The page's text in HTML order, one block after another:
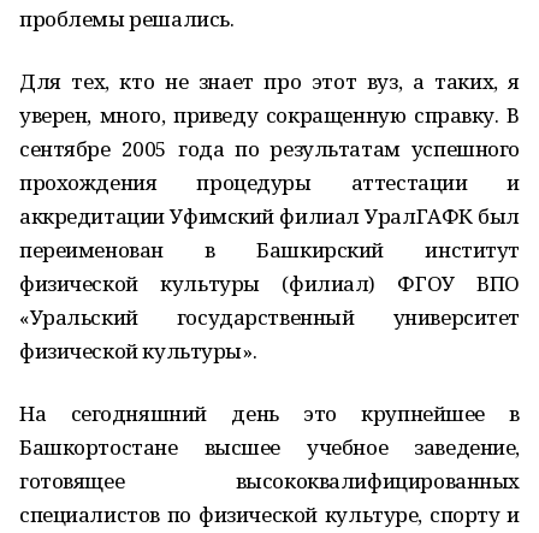
проблемы решались.
Для тех, кто не знает про этот вуз, а таких, я
уверен, много, приведу сокращенную справку. В
сентябре 2005 года по результатам успешного
прохождения процедуры аттестации и
аккредитации Уфимский филиал УралГАФК был
переименован в Башкирский институт
физической культуры (филиал) ФГОУ ВПО
«Уральский государственный университет
физической культуры».
На сегодняшний день это крупнейшее в
Башкортостане высшее учебное заведение,
готовящее высококвалифицированных
специалистов по физической культуре, спорту и